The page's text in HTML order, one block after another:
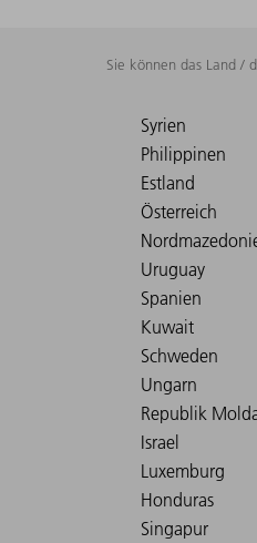
Sie können das Land /